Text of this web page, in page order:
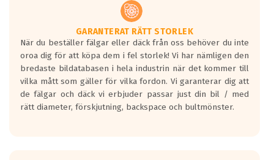
Vid körning i över 50km/h brukar
rullmotståndets ljud överträffa
motorljudet.
På däckmärkningen kommer det finnas
en symbol av ett däck med vågar. Hög
bullernivå markeras med svarta vågor
medans de vita vågorna påvisar om det är
ett tyst däck.
GARANTERAT RÄTT STORLEK
När du beställer fälgar eller däck från oss behöver du inte
oroa dig för att köpa dem i fel storlek! Vi har nämligen den
bredaste bildatabasen i hela industrin när det kommer till
vilka mått som gäller för vilka fordon. Vi garanterar dig att
de fälgar och däck vi erbjuder passar just din bil / med
rätt diameter, förskjutning, backspace och bultmönster.